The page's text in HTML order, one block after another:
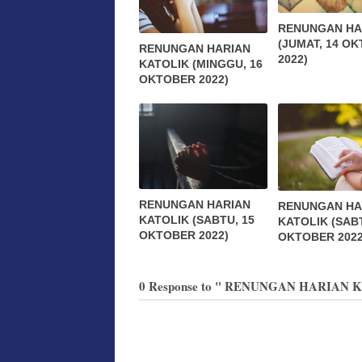
RENUNGAN HARIAN
KATOLIK (MINGGU, 16
OKTOBER 2022)
RENUNGAN
(JUMAT, 14
2022)
RENUNGAN HARIAN
KATOLIK (SABTU, 15
OKTOBER 2022)
RENUNGAN
KATOLIK
OKTOBER
0 Response to " RENUNGAN HARIAN